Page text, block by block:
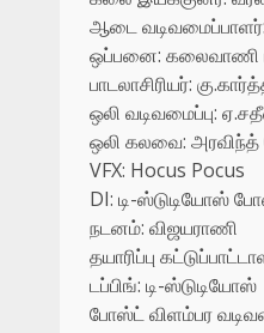
ஆடை
ஒப்பனை: கலைவாணி
பாடலாசிரியர்:
ஒலி வடிவமைப்பு:
ஒலி கலவை:
VFX: Hocus Pocus
DI: டி-ஸ்டுடியோஸ்
நடனம்: விஜயராணி
தயாரிப்பு
டப்பிங்: டி-ஸ்டுடியோஸ்
போஸ்ட் விளம்பர